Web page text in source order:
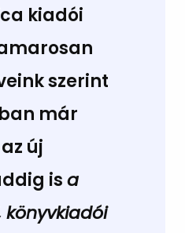
kiadói
szerint
már
új
isa